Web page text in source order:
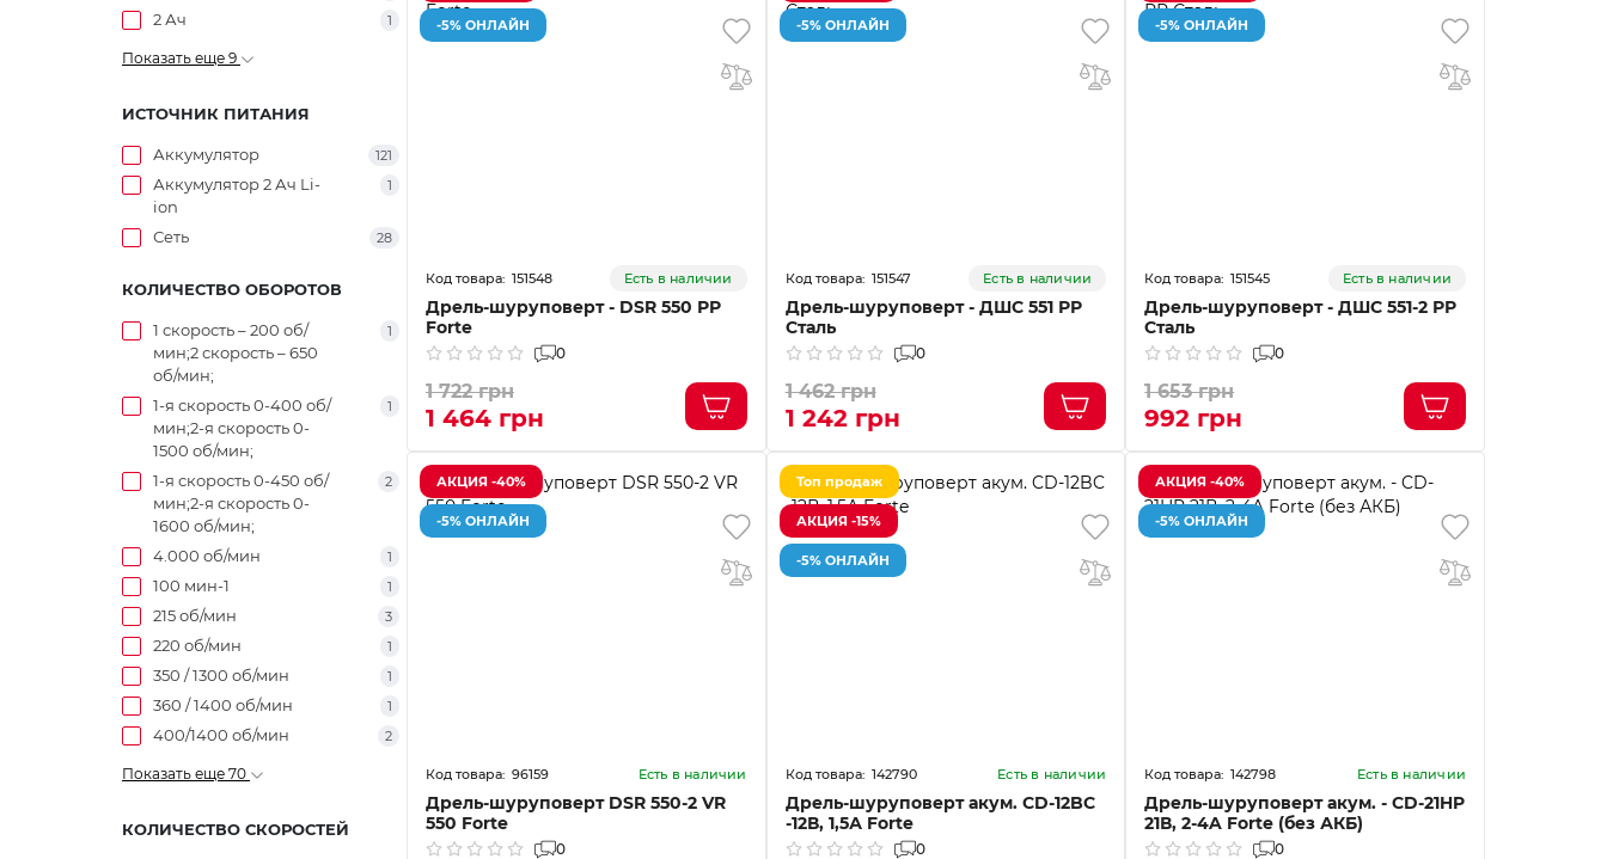
2 Ач 1
Показать еще 9
ИСТОЧНИК ПИТАНИЯ
Аккумулятор 121
Аккумулятор 2 Ач Li-
ion
1
Сеть 28
КОЛИЧЕСТВО ОБОРОТОВ
1 скорость – 200 об/
мин;2 скорость – 650
об/мин;
1
1-я скорость 0-400 об/
мин;2-я скорость 0-
1500 об/мин;
1
1-я скорость 0-450 об/
мин;2-я скорость 0-
1600 об/мин;
2
4.000 об/мин 1
100 мин-1 1
215 об/мин 3
220 об/мин 1
350 / 1300 об/мин 1
360 / 1400 об/мин 1
400/1400 об/мин 2
Показать еще 70
КОЛИЧЕСТВО СКОРОСТЕЙ
-5% ОНЛАЙН
151548 Есть в наличии
Дрель-шуруповерт - DSR 550 РР
Forte
0
1 722 грн
1 464 грн
-5% ОНЛАЙН
151547 Есть в наличии
Дрель-шуруповерт - ДШС 551 РР
Сталь
0
1 462 грн
1 242 грн
-5% ОНЛАЙН
151545 Есть в наличии
Дрель-шуруповерт - ДШС 551-2 РР
Сталь
0
1 653 грн
992 грн
АКЦИЯ -40%
-5% ОНЛАЙН
96159 Есть в наличии
Дрель-шуруповерт DSR 550-2 VR
550 Forte
0
Топ продаж
АКЦИЯ -15%
-5% ОНЛАЙН
142790 Есть в наличии
Дрель-шуруповерт акум. CD-12BC
-12В, 1,5А Forte
0
АКЦИЯ -40%
-5% ОНЛАЙН
142798 Есть в наличии
Дрель-шуруповерт акум. - CD-21HP
21В, 2-4A Forte (без АКБ)
0